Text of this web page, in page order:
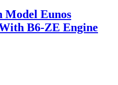
Model Eunos
B6-ZE Engine